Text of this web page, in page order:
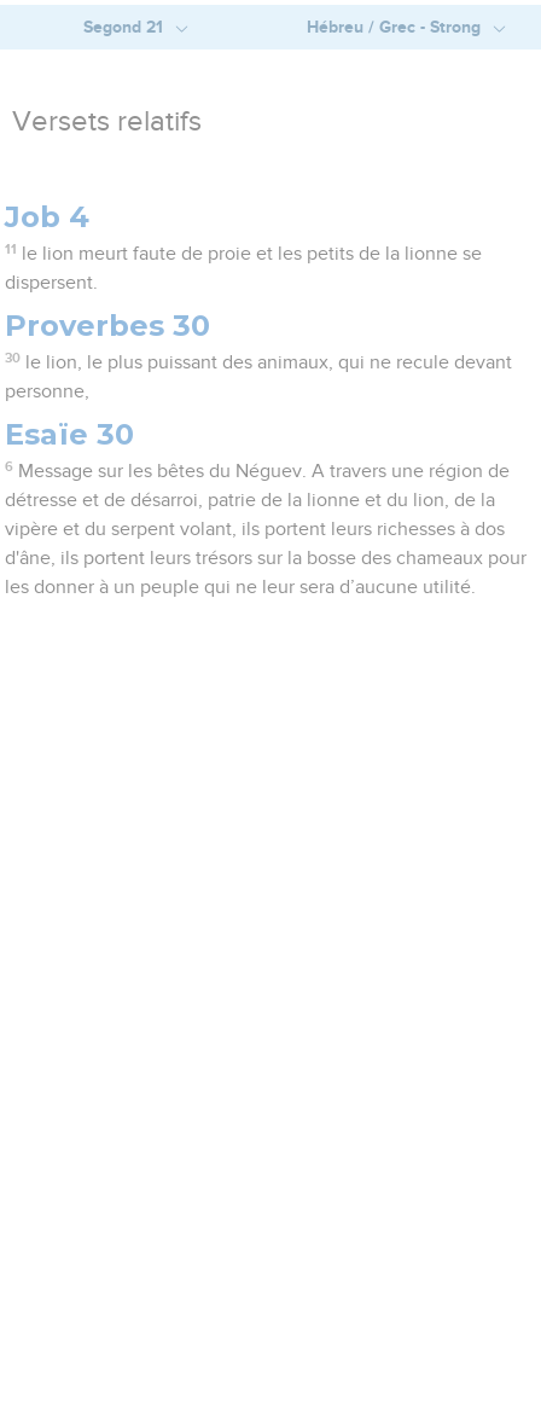
Segond 21 Hébreu / Grec - Strong
Versets relatifs
Job 4
11
le lion meurt faute de proie et les petits de la lionne se
dispersent.
Proverbes 30
30
le lion, le plus puissant des animaux, qui ne recule devant
personne,
Esaïe 30
6 Message sur les bêtes du Néguev. A travers une région de
détresse et de désarroi, patrie de la lionne et du lion, de la
vipère et du serpent volant, ils portent leurs richesses à dos
d'âne, ils portent leurs trésors sur la bosse des chameaux pour
les donner à un peuple qui ne leur sera d’aucune utilité.